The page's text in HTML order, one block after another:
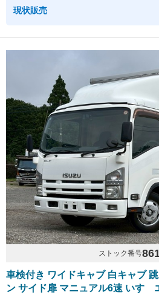
現状販売
ストック番号
車検付き ワイドキャブ 白キャブ
ン サイド扉 マニュアル6速 いすゞ